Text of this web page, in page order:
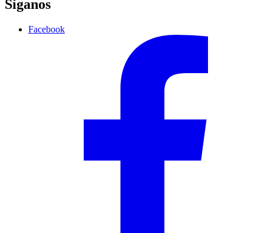
Síganos
Facebook